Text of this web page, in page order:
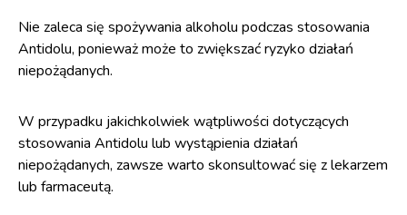
Nie zaleca się spożywania alkoholu podczas stosowania
Antidolu, ponieważ może to zwiększać ryzyko działań
niepożądanych.
W przypadku jakichkolwiek wątpliwości dotyczących
stosowania Antidolu lub wystąpienia działań
niepożądanych, zawsze warto skonsultować się z lekarzem
lub farmaceutą.